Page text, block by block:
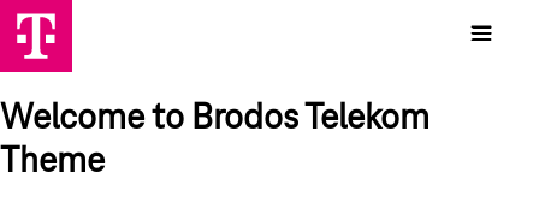
Welcome to Brodos Telekom
Theme